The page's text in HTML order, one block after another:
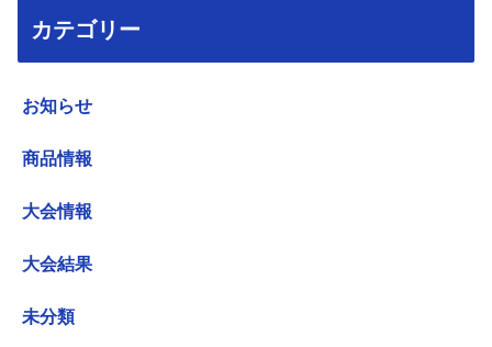
カテゴリー
お知らせ
商品情報
大会情報
大会結果
未分類